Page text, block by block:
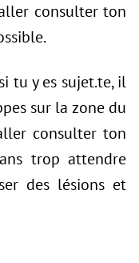
consulter ton
tu y es sujet.te, il
sur la zone du
consulter ton
trop attendre
des lésions et